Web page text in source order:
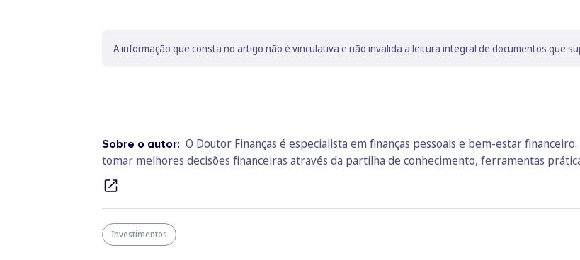
A informação que consta no artigo não é vinculativa e não invalida a leitura integral de documentos que
Sobre o autor: O Doutor Finanças é especialista em finanças pessoais e bem‑estar
tomar melhores decisões financeiras através da partilha de conhecimento, ferramentas
Investimentos